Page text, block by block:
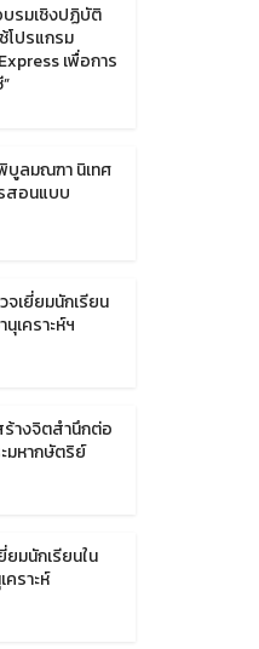
บรมเชิงปฏิบัติ
โปรแกรม
เพื่อการ
บูลมณฑา นิเทศ
สอนแบบ
จเยี่ยมนักเรียน
นุเคราะห์ฯ
ร้างจิตสำนึกต่อ
มหากษัตริย์
มนักเรียนใน
คราะห์